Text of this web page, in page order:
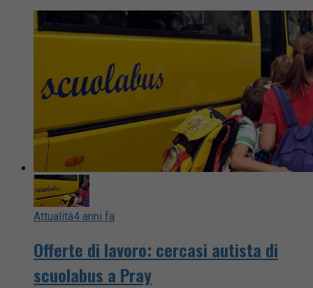
Attualità4 anni fa
Offerte di lavoro: cercasi autista di
scuolabus a Pray